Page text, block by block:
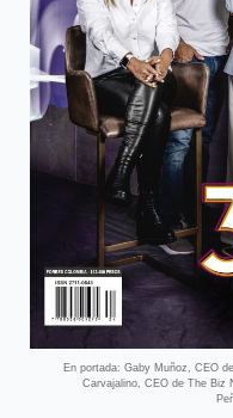
En portada: Gaby Muñoz, CEO
Carvajalino, CEO de The Biz